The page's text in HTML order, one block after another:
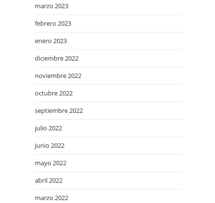
marzo 2023
febrero 2023
enero 2023
diciembre 2022
noviembre 2022
octubre 2022
septiembre 2022
julio 2022
junio 2022
mayo 2022
abril 2022
marzo 2022